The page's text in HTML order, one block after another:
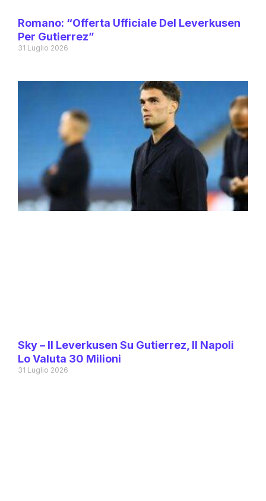
Romano: “Offerta Ufficiale Del Leverkusen
Per Gutierrez”
31 Luglio 2026
Sky – Il Leverkusen Su Gutierrez, Il Napoli
Lo Valuta 30 Milioni
31 Luglio 2026